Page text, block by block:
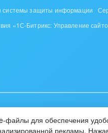
системы защиты информации
«1С-Битрикс: Управление
Битрикс». Работает на «1С-
файлы для обеспечения
рекламы.